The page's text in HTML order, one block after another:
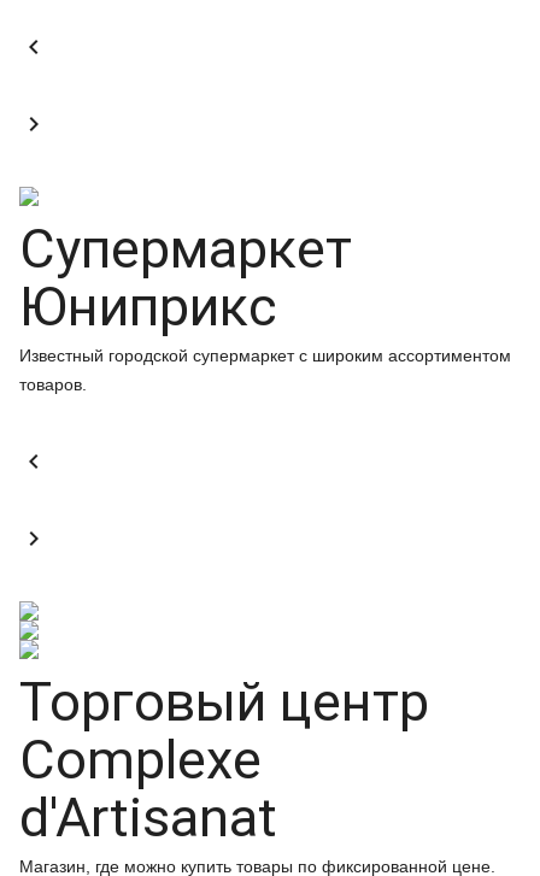


Супермаркет
Юниприкс
Известный городской супермаркет с широким ассортиментом
товаров.


Торговый центр
Complexe
d'Artisanat
Магазин, где можно купить товары по фиксированной цене.